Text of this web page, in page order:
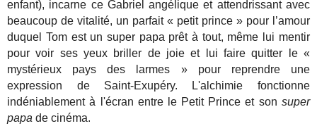
enfant), incarne ce Gabriel angélique et attendrissant avec
beaucoup de vitalité, un parfait « petit prince » pour l’amour
duquel Tom est un super papa prêt à tout, même lui mentir
pour voir ses yeux briller de joie et lui faire quitter le «
mystérieux pays des larmes » pour reprendre une
expression de Saint-Exupéry. L'alchimie fonctionne
indéniablement à l'écran entre le Petit Prince et son super
papa de cinéma.